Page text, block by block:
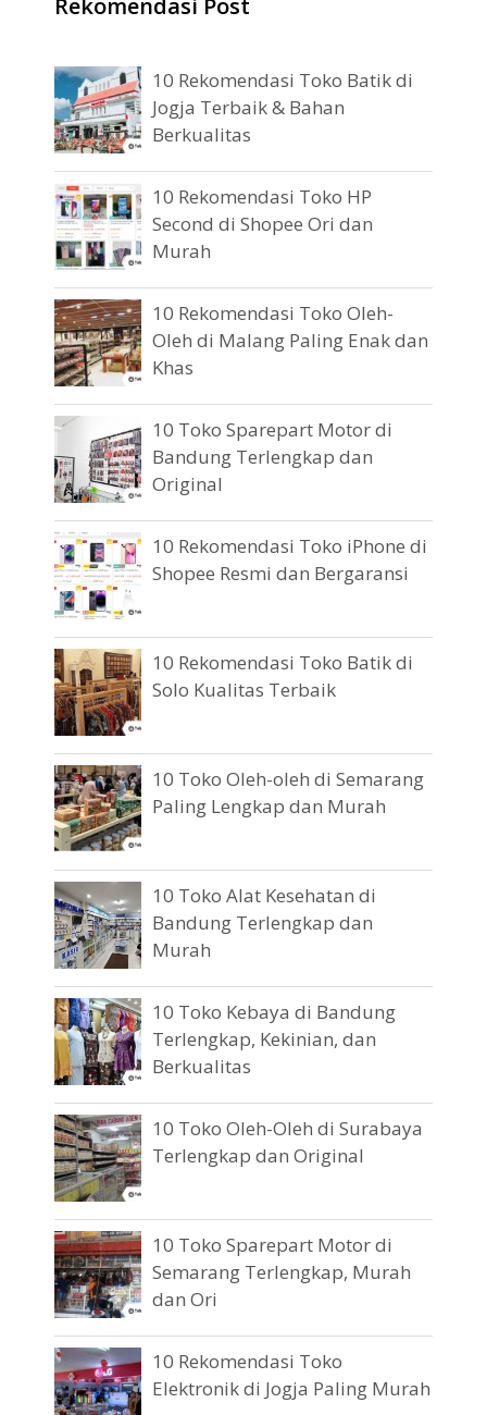
10 Rekomendasi Toko Batik di
Jogja Terbaik & Bahan
Berkualitas
10 Rekomendasi Toko HP
Second di Shopee Ori dan
Murah
10 Rekomendasi Toko Oleh-
Oleh di Malang Paling Enak dan
Khas
10 Toko Sparepart Motor di
Bandung Terlengkap dan
Original
10 Rekomendasi Toko iPhone di
Shopee Resmi dan Bergaransi
10 Rekomendasi Toko Batik di
Solo Kualitas Terbaik
10 Toko Oleh-oleh di Semarang
Paling Lengkap dan Murah
10 Toko Alat Kesehatan di
Bandung Terlengkap dan
Murah
10 Toko Kebaya di Bandung
Terlengkap, Kekinian, dan
Berkualitas
10 Toko Oleh-Oleh di Surabaya
Terlengkap dan Original
10 Toko Sparepart Motor di
Semarang Terlengkap, Murah
dan Ori
10 Rekomendasi Toko
Elektronik di Jogja Paling Murah